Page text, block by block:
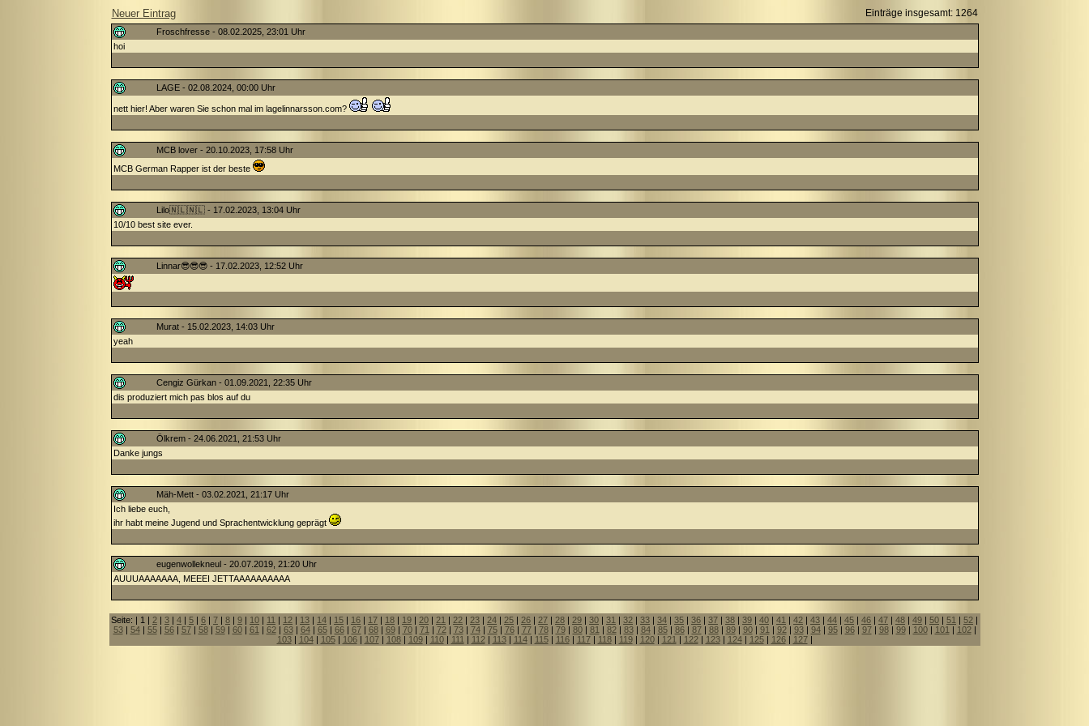
Neuer Eintrag Einträge insgesamt: 1264
Froschfresse - 08.02.2025, 23:01 Uhr
hoi
LAGE - 02.08.2024, 00:00 Uhr
nett hier! Aber waren Sie schon mal im lagelinnarsson.com?
MCB lover - 20.10.2023, 17:58 Uhr
MCB German Rapper ist der beste
Lilo🇳🇱🇳🇱 - 17.02.2023, 13:04 Uhr
10/10 best site ever.
Linnar😎😎😎 - 17.02.2023, 12:52 Uhr
Murat - 15.02.2023, 14:03 Uhr
yeah
Cengiz Gürkan - 01.09.2021, 22:35 Uhr
dis produziert mich pas blos auf du
Ölkrem - 24.06.2021, 21:53 Uhr
Danke jungs
Mäh-Mett - 03.02.2021, 21:17 Uhr
Ich liebe euch,
ihr habt meine Jugend und Sprachentwicklung geprägt
eugenwollekneul - 20.07.2019, 21:20 Uhr
AUUUAAAAAAA, MEEEI JETTAAAAAAAAAA
Seite: | 1 | 2 | 3 | 4 | 5 | 6 | 7 | 8 | 9 | 10 | 11 | 12 | 13 | 14 | 15 | 16 | 17 | 18 | 19 | 20 | 21 | 22 | 23 | 24 | 25 | 26 | 27 | 28 | 29 | 30 | 31 | 32 | 33 | 34 | 35 | 36 | 37 | 38 | 39 | 40 | 41 | 42 | 43 | 44 | 45 | 46 | 47 | 48 | 49 | 50 | 51 | 52 |
53| 54| 55| 56| 57| 58| 59| 60| 61 | 62| 63| 64| 65| 66| 67| 68| 69| 70| 71 | 72| 73| 74| 75| 76| 77| 78| 79| 80| 81 | 82| 83| 84| 85| 86| 87| 88| 89| 90| 91 | 92| 93| 94| 95| 96| 97| 98| 99| 100| 101 | 102|
103| 104| 105| 106| 107| 108| 109| 110| 111 | 112| 113| 114| 115| 116| 117| 118| 119| 120| 121 | 122| 123| 124| 125| 126| 127|